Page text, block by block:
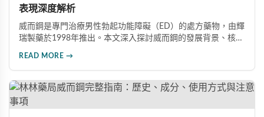
表現深度解析
威而鋼是專門治療男性勃起功能障礙（ED）的處方藥物，由輝
瑞製藥於1998年推出。本文深入探討威而鋼的發展背景、核心
這款革命性藥品。
READ MORE →